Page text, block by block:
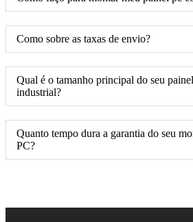
Como sobre as taxas de envio?
Qual é o tamanho principal do seu
industrial?
Quanto tempo dura a garantia do seu
PC?